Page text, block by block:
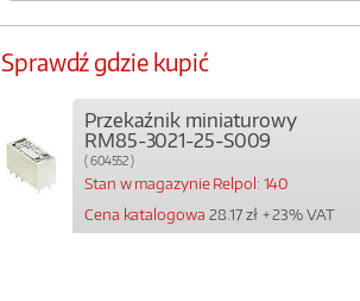
Sprawdź gdzie kupić
Przekaźnik miniaturowy
RM85-3021-25-S009
( 604552 )
Stan w magazynie Relpol: 140
Cena katalogowa 28.17 zł + 23% VAT